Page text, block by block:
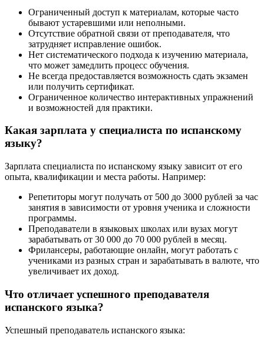
Ограниченный доступ к материалам, которые часто
бывают устаревшими или неполными.
Отсутствие обратной связи от преподавателя, что
затрудняет исправление ошибок.
Нет систематического подхода к изучению материала,
что может замедлить процесс обучения.
Не всегда предоставляется возможность сдать экзамен
или получить сертификат.
Ограниченное количество интерактивных упражнений
и возможностей для практики.
Какая зарплата у специалиста по испанскому
языку?
Зарплата специалиста по испанскому языку зависит от его
опыта, квалификации и места работы. Например:
Репетиторы могут получать от 500 до 3000 рублей за час
занятия в зависимости от уровня ученика и сложности
программы.
Преподаватели в языковых школах или вузах могут
зарабатывать от 30 000 до 70 000 рублей в месяц.
Фрилансеры, работающие онлайн, могут работать с
учениками из разных стран и зарабатывать в валюте, что
увеличивает их доход.
Что отличает успешного преподавателя
испанского языка?
Успешный преподаватель испанского языка: